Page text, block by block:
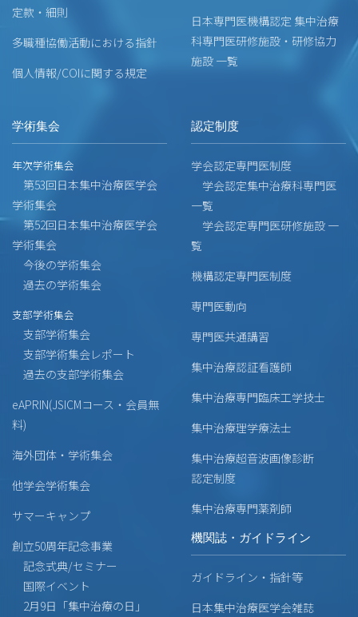
定款・細則
多職種協働活動における指針
個人情報/COIに関する規定
日本専門医機構認定 集中治療
科専門医研修施設・研修協力
施設 一覧
学術集会
年次学術集会
第53回日本集中治療医学会
学術集会
第52回日本集中治療医学会
学術集会
今後の学術集会
過去の学術集会
支部学術集会
支部学術集会
支部学術集会レポート
過去の支部学術集会
eAPRIN(JSICMコース・会員無
料)
海外団体・学術集会
他学会学術集会
サマーキャンプ
創立50周年記念事業
記念式典/セミナー
国際イベント
2月9日「集中治療の日」
認定制度
学会認定専門医制度
学会認定集中治療科専門医
一覧
学会認定専門医研修施設 一
覧
機構認定専門医制度
専門医動向
専門医共通講習
集中治療認証看護師
集中治療専門臨床工学技士
集中治療理学療法士
集中治療超音波画像診断
認定制度
集中治療専門薬剤師
機関誌・ガイドライン
ガイドライン・指針等
日本集中治療医学会雑誌